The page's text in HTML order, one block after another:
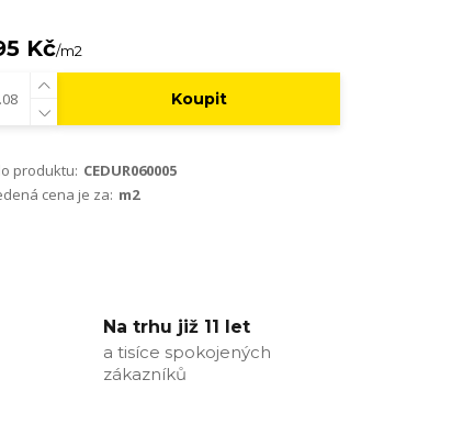
Kč/m2
Koupit
produktu: CEDUR060005
cena je za: m2
Na trhu již 11 let
a tisíce spokojených
zákazníků